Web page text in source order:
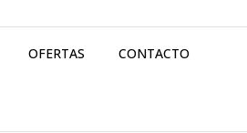
OFERTAS CONTACTO